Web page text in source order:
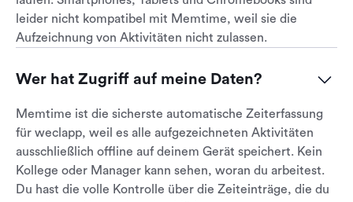
leider nicht kompatibel mit Memtime, weil sie die
Aufzeichnung von Aktivitäten nicht zulassen.
Wer hat Zugriff auf meine Daten?
Memtime ist die sicherste automatische Zeiterfassung
für weclapp, weil es alle aufgezeichneten Aktivitäten
ausschließlich offline auf deinem Gerät speichert. Kein
Kollege oder Manager kann sehen, woran du arbeitest.
Du hast die volle Kontrolle über die Zeiteinträge, die du